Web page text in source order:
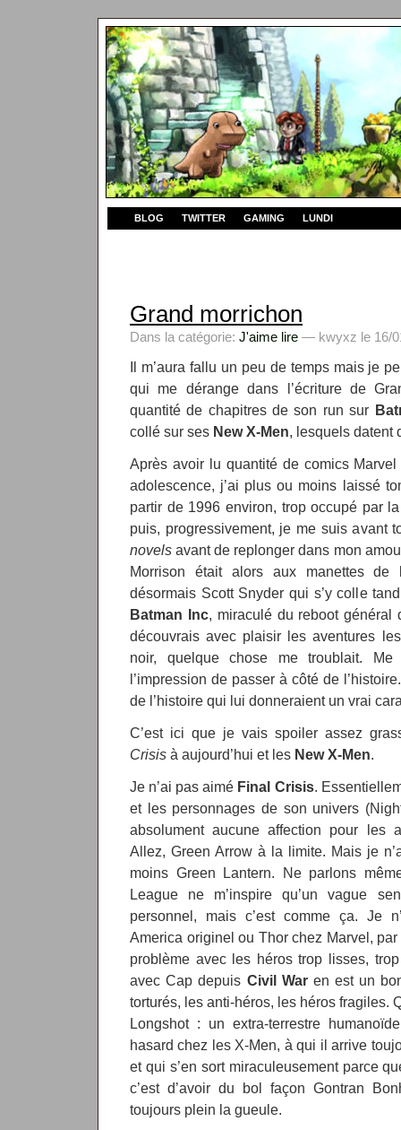
BLOG TWITTER GAMING LUNDI
Grand morrichon
Dans la catégorie: J'aime lire — kwyxz le 16/
Il m’aura fallu un peu de temps mais je
qui me dérange dans l’écriture de
quantité de chapitres de son run sur
collé sur ses New X-Men, lesquels datent
Après avoir lu quantité de comics
adolescence, j’ai plus ou moins laissé
partir de 1996 environ, trop occupé par
puis, progressivement, je me suis avant
novels avant de replonger dans mon
Morrison était alors aux manettes de
désormais Scott Snyder qui s’y colle
Batman Inc, miraculé du reboot général
découvrais avec plaisir les aventures
noir, quelque chose me troublait. Me
l’impression de passer à côté de
de l’histoire qui lui donneraient un vrai
C’est ici que je vais spoiler assez
Crisis à aujourd’hui et les New X-Men.
Je n’ai pas aimé Final Crisis.
et les personnages de son univers
absolument aucune affection pour les
Allez, Green Arrow à la limite. Mais je
moins Green Lantern. Ne parlons
League ne m’inspire qu’un vague
personnel, mais c’est comme ça. Je
America originel ou Thor chez Marvel,
problème avec les héros trop lisses,
avec Cap depuis Civil Waren est un
torturés, les anti-héros, les héros fragiles.
Longshot : un extra-terrestre
hasard chez les X-Men, à qui il arrive
et qui s’en sort miraculeusement parce
c’est d’avoir du bol façon Gontran
toujours plein la gueule.